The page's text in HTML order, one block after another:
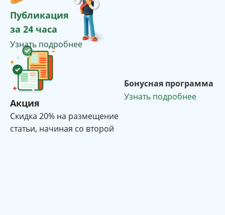
Публикация
за 24 часа
Узнать подробнее
Акция
Cкидка 20% на размещение
статьи, начиная со второй
Бонусная программа
Узнать подробнее